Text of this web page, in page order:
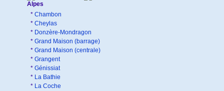
Alpes
* Chambon
* Cheylas
* Donzère-Mondragon
* Grand Maison (barrage)
* Grand Maison (centrale)
* Grangent
* Génissiat
* La Bathie
* La Coche